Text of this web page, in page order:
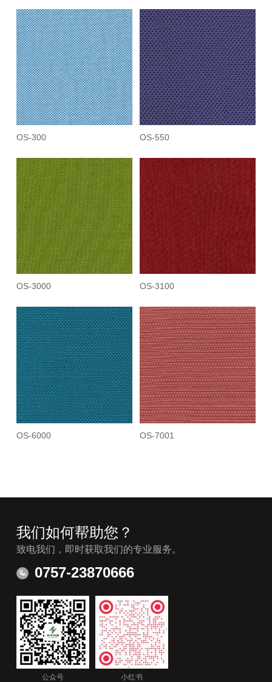
OS-300 OS-550
OS-3000 OS-3100
OS-6000 OS-7001
我们如何帮助您？
致电我们，即时获取我们的专业服务。
0757-23870666
公众号 小红书